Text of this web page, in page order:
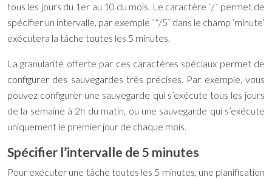
tous les jours du 1er au 10 du mois. Le caractère `/` permet de
spécifier un intervalle, par exemple `*/5` dans le champ ‘minute’
exécutera la tâche toutes les 5 minutes.
La granularité offerte par ces caractères spéciaux permet de
configurer des sauvegardes très précises. Par exemple, vous
pouvez configurer une sauvegarde qui s’exécute tous les jours
de la semaine à 2h du matin, ou une sauvegarde qui s’exécute
uniquement le premier jour de chaque mois.
Spécifier l’intervalle de 5 minutes
Pour exécuter une tâche toutes les 5 minutes, une planification